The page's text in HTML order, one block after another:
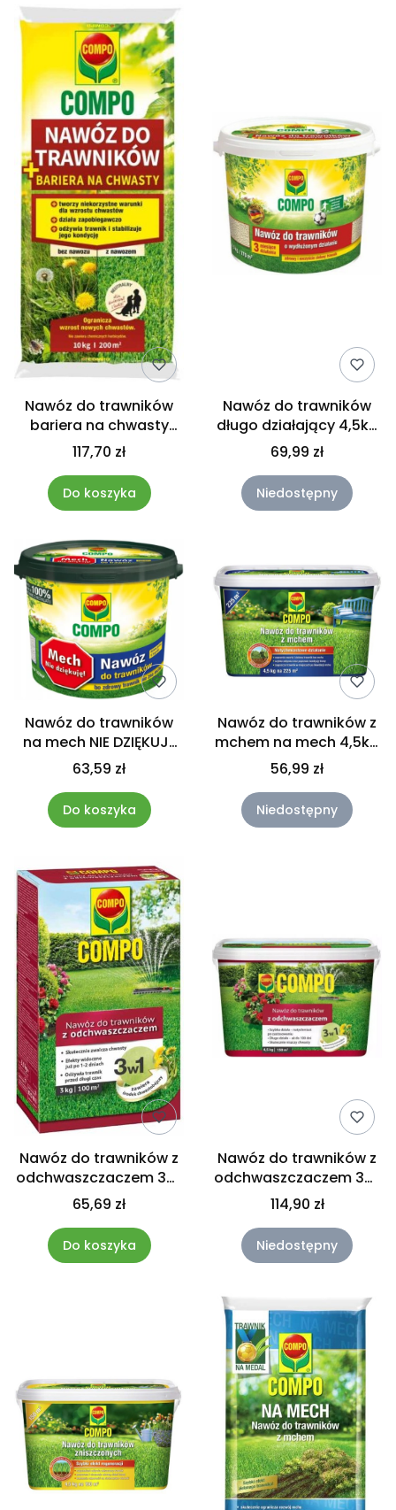
Nawóz do trawników
bariera na chwasty
mech Compo 10kg
117,70 zł
Do koszyka
Nawóz do trawników
długo działający 4,5kg
Compo
69,99 zł
Niedostępny
Nawóz do trawników
na mech NIE DZIĘKUJĘ
COMPO 4 kg
63,59 zł
Do koszyka
Nawóz do trawników z
mchem na mech 4,5kg
na 225m2 COMPO
56,99 zł
Niedostępny
Nawóz do trawników z
odchwaszczaczem 3w1
3kg
65,69 zł
Do koszyka
Nawóz do trawników z
odchwaszczaczem 3w1
4,5kg Compo
114,90 zł
Niedostępny